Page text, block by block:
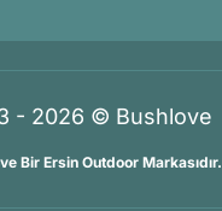
- 2026 © Bushlove
Bir Ersin Outdoor Markasıdır.